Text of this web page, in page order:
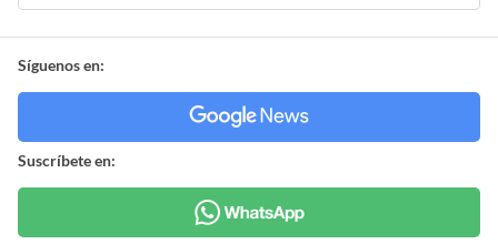
Síguenos en:
Suscríbete en: